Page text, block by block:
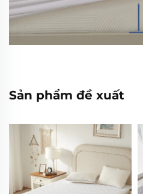
Sản phẩm đề xuất